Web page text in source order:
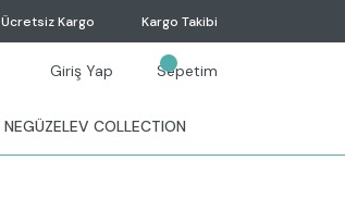
Ücretsiz Kargo Kargo Takibi
Giriş Yap Sepetim
NEGÜZELEV COLLECTION